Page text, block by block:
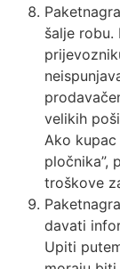
šalje robu.
velikih
Ako
pločnika”,
troškove
davati
Upiti